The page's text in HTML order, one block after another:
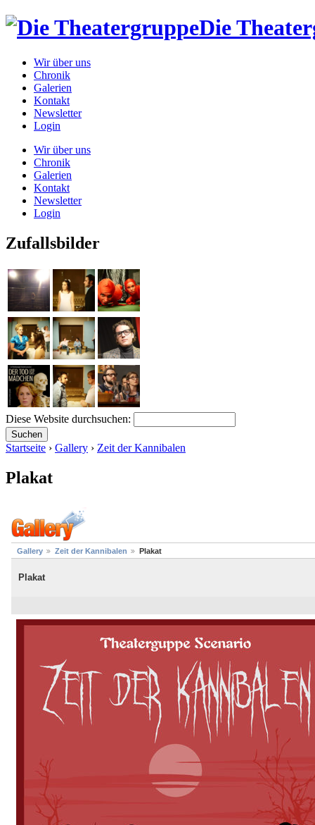
Die
Wir über uns
Chronik
Galerien
Kontakt
Newsletter
Login
Wir über uns
Chronik
Galerien
Kontakt
Newsletter
Login
Zufallsbilder
Diese Website durchsuchen:
Startseite › Gallery › Zeit der Kannibalen
Plakat
Gallery Zeit der Kannibalen Plakat
Plakat